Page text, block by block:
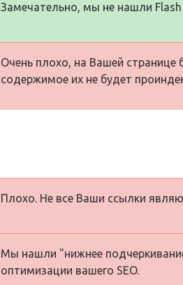
Замечательно, мы не нашли Flash
Очень плохо, на Вашей
содержимое их не будет
Плохо. Не все Ваши ссылки
Мы нашли "нижнее
оптимизации вашего SEO.